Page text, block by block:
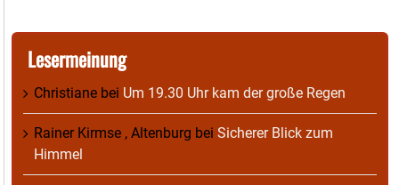
Lesermeinung
Christiane bei Um 19.30 Uhr kam der große Regen
Rainer Kirmse , Altenburg bei Sicherer Blick zum
Himmel